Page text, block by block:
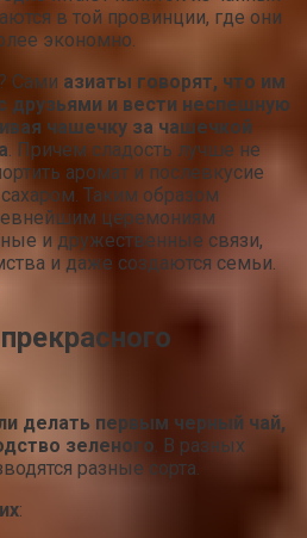
в той провинции, где они
экономно.
Сами азиаты говорят, что им
друзьями и вести неспешную
чашечку за чашечкой
. Причем сладость лучше не
аромат и послевкусие
Таким образом
церемониям
и дружественные связи,
и даже создаются семьи.
делать первым черный чай,
зеленого. В разных
разные сорта.
: